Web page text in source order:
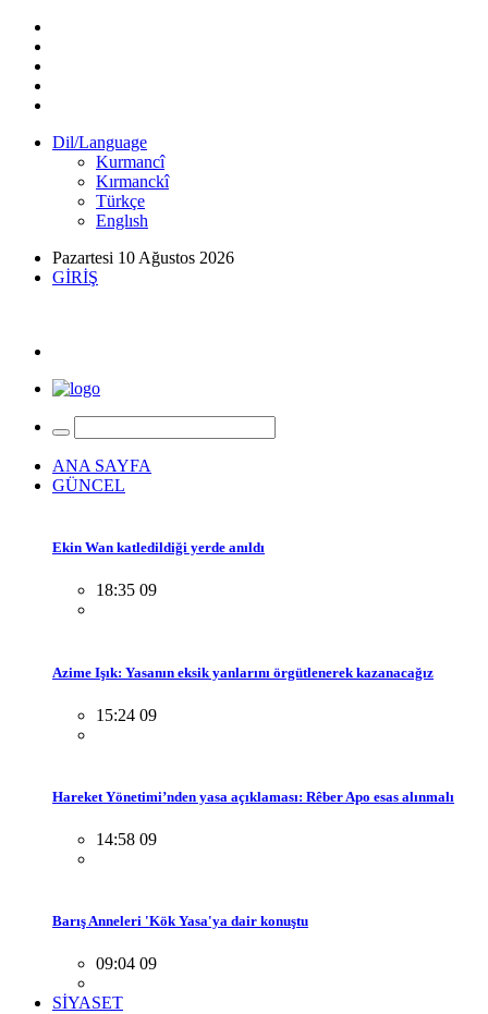
Dil/Language
Kurmancî
Kırmanckî
Türkçe
Englısh
Pazartesi 10 Ağustos 2026
GİRİŞ
ANA SAYFA
GÜNCEL
Ekin Wan katledildiği yerde anıldı
18:35 09
Azime Işık: Yasanın eksik yanlarını örgütlenerek kazanacağız
15:24 09
Hareket Yönetimi’nden yasa açıklaması: Rêber Apo esas alınmalı
14:58 09
Barış Anneleri 'Kök Yasa'ya dair konuştu
09:04 09
SİYASET